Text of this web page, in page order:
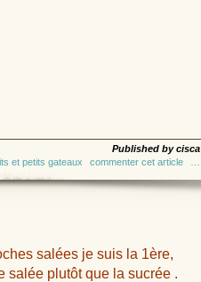
Published by cisca
et petits gateaux commenter cet article
salées je suis la 1ère,
salée plutôt que la sucrée .